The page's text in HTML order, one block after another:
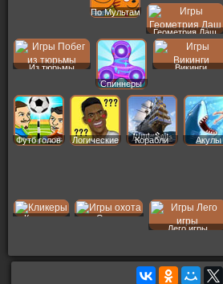
По Мультам
Геометрия Даш
Из тюрьмы
Спиннеры
Викинги
Футб голов Логические Корабли Акулы
Кликеры
Охота
Лего игры